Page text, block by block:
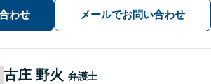
をレジュメにしてご提供します。離婚
問題、不動産・住まい、借金、労働雇
用、企業法務など
わせ メールでお問い合わせ
古庄 野火 弁護士